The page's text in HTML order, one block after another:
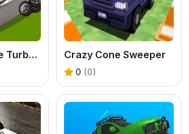
Drift Challenge Turbo Racer Crazy Cone Sweeper
0 (0)